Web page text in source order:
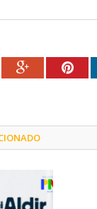
Google+